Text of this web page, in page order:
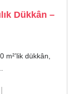
Dükkân –
m²’lik dükkân,